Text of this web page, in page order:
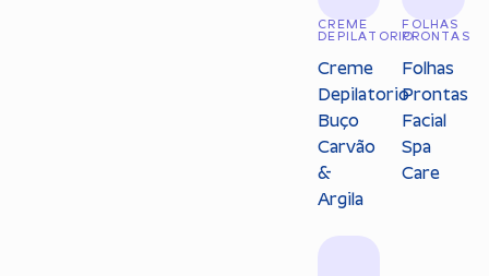
CREME
DEPILATORIO
Creme
Depilatorio
Buço
Carvão
&
Argila
FOLHAS
PRONTAS
Folhas
Prontas
Facial
Spa
Care